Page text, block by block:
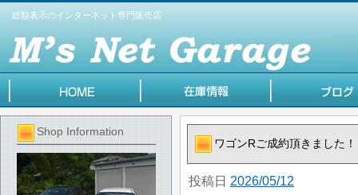
総額表示のインターネット専門販売店
Shop Information
ワゴンRご成約頂きました！
投稿日 2026/05/12